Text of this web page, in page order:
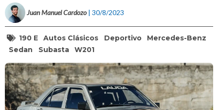
Juan Manuel Cardozo | 30/8/2023
190 E Autos Clásicos Deportivo
Mercedes-Benz
Sedan
Subasta W201